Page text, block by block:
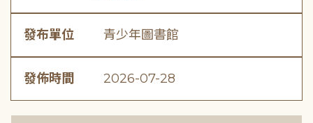
發布單位 青少年圖書館
發佈時間 2026-07-28